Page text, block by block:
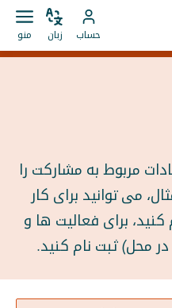
به
حساب
حساب
زبان
تغییر
زبان
باز
منو
منو
مربوط به مشارکت را
می توانید برای کار
برای فعالیت ها و